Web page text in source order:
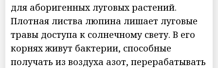
для аборигенных луговых растений.
Плотная листва люпина лишает луговые
травы доступа к солнечному свету. В его
корнях живут бактерии, способные
получать из воздуха азот, перерабатывать